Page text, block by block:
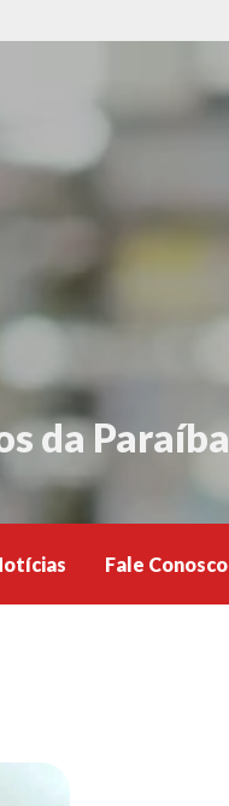
da Paraíba
Fale Conosco